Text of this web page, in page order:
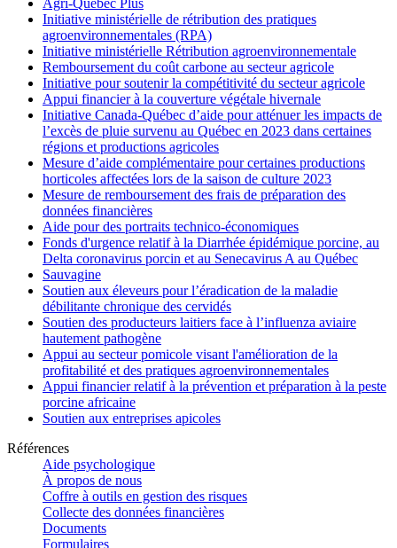
Agri-Québec Plus
Initiative ministérielle de rétribution des pratiques
agroenvironnementales (RPA)
Initiative ministérielle Rétribution agroenvironnementale
Remboursement du coût carbone au secteur agricole
Initiative pour soutenir la compétitivité du secteur agricole
Appui financier à la couverture végétale hivernale
Initiative Canada-Québec d’aide pour atténuer les impacts de
l’excès de pluie survenu au Québec en 2023 dans certaines
régions et productions agricoles
Mesure d’aide complémentaire pour certaines productions
horticoles affectées lors de la saison de culture 2023
Mesure de remboursement des frais de préparation des
données financières
Aide pour des portraits technico-économiques
Fonds d'urgence relatif à la Diarrhée épidémique porcine, au
Delta coronavirus porcin et au Senecavirus A au Québec
Sauvagine
Soutien aux éleveurs pour l’éradication de la maladie
débilitante chronique des cervidés
Soutien des producteurs laitiers face à l’influenza aviaire
hautement pathogène
Appui au secteur pomicole visant l'amélioration de la
profitabilité et des pratiques agroenvironnementales
Appui financier relatif à la prévention et préparation à la peste
porcine africaine
Soutien aux entreprises apicoles
Références
Aide psychologique
À propos de nous
Coffre à outils en gestion des risques
Collecte des données financières
Documents
Formulaires